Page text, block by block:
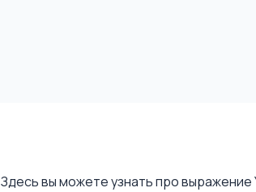
Здесь вы можете узнать про выражение